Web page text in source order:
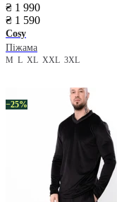
₴ 1 990
₴ 1 590
Cosy
Піжама
M L XL XXL 3XL
−25%